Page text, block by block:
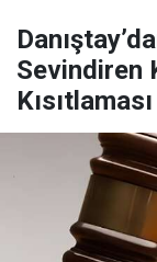
Sevindiren